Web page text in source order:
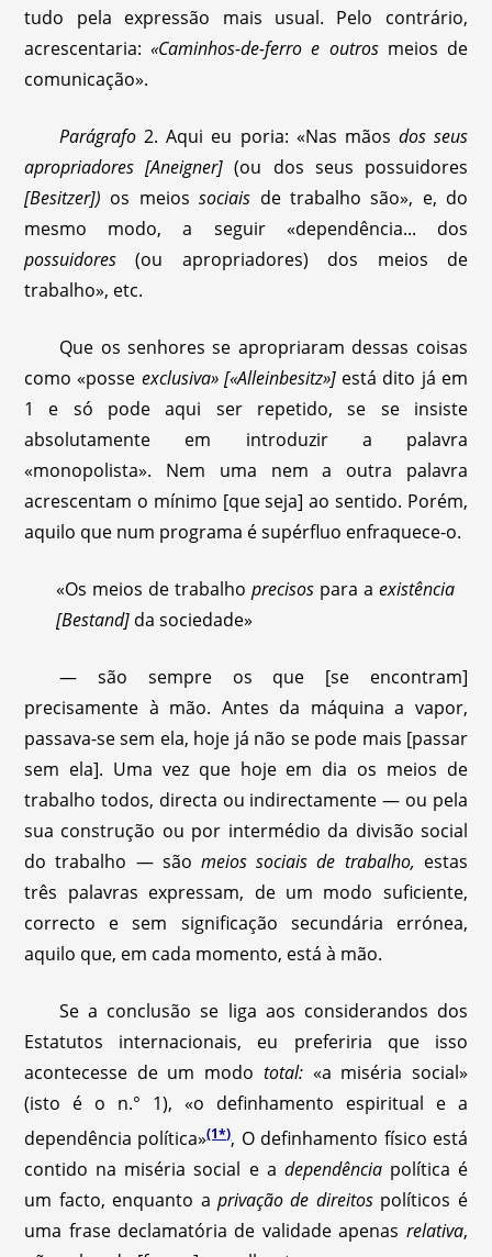
tudo pela expressão mais usual. Pelo contrário,
acrescentaria:«Caminhos-de-ferro e outros meios de
comunicação».
Parágrafo2. Aqui eu poria: «Nas mãos dos seus
apropriadores [Aneigner](ou dos seus possuidores
[Besitzer]) os meiossociais de trabalho são», e, do
mesmo modo, a seguir «dependência... dos
possuidores(ou apropriadores) dos meios de
trabalho», etc.
Que os senhores se apropriaram dessas coisas
como «posse exclusiva» [«Alleinbesitz»] está dito já em
1 e só pode aqui ser repetido, se se insiste
absolutamente em introduzir a palavra
«monopolista». Nem uma nem a outra palavra
acrescentam o mínimo [que seja] ao sentido. Porém,
aquilo que num programa é supérfluo enfraquece-o.
«Os meios de trabalho precisos para a existência
[Bestand] da sociedade»
— são sempre os que [se encontram]
precisamente à mão. Antes da máquina a vapor,
passava-se sem ela, hoje já não se pode mais [passar
sem ela]. Uma vez que hoje em dia os meios de
trabalho todos, directa ou indirectamente — ou pela
sua construção ou por intermédio da divisão social
do trabalho — são meios sociais de trabalho, estas
três palavras expressam, de um modo suficiente,
correcto e sem significação secundária errónea,
aquilo que, em cada momento, está à mão.
Se a conclusão se liga aos considerandos dos
Estatutos internacionais, eu preferiria que isso
acontecesse de um modo total:«a miséria social»
(isto é o n.° 1), «o definhamento espiritual e a
dependência política»(1*), O definhamento físico está
contido na miséria social e a dependência política é
um facto, enquanto a privação de direitos políticos é
uma frase declamatória de validade apenas relativa,